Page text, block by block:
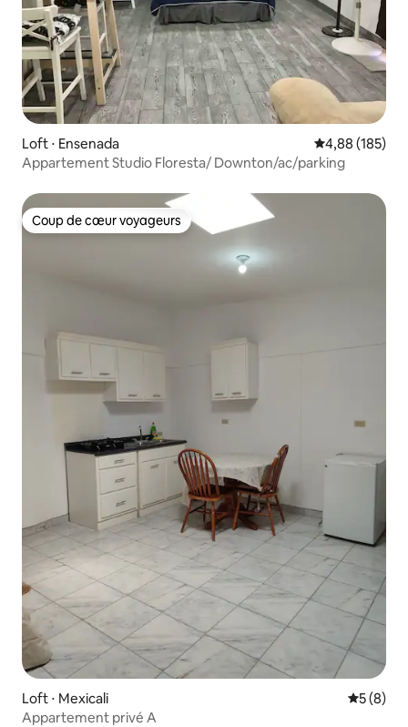
Loft ⋅ Ensenada Évaluation
4,88 (185)
Appartement Studio Floresta/ Downton/ac/parking
Coup de cœur voyageurs
Coup de cœur voyageurs
Loft ⋅ Mexicali
5 (8)
Appartement privé A